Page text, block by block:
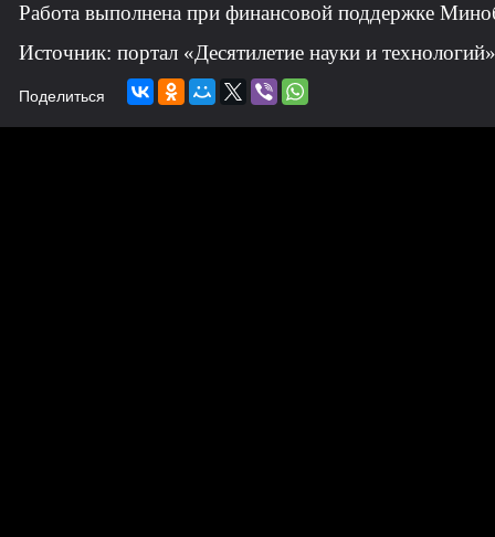
Работа выполнена при финансовой поддержке
Источник: портал «Десятилетие науки и технологий»
Поделиться